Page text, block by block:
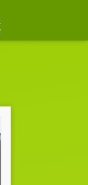
FFH